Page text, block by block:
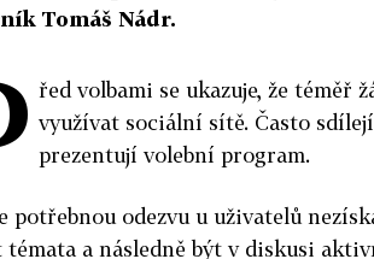
Tomáš Nádr.
řed volbami se ukazuje, že téměř
využívat sociální sítě. Často
prezentují volební program.
potřebnou odezvu u uživatelů
a následně být v diskusi